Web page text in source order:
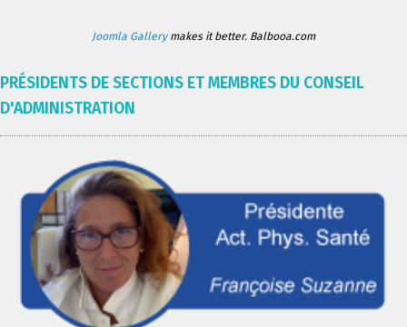
Joomla Gallerymakes it better. Balbooa.com
PRÉSIDENTS DE SECTIONS ET MEMBRES DU CONSEIL
D'ADMINISTRATION